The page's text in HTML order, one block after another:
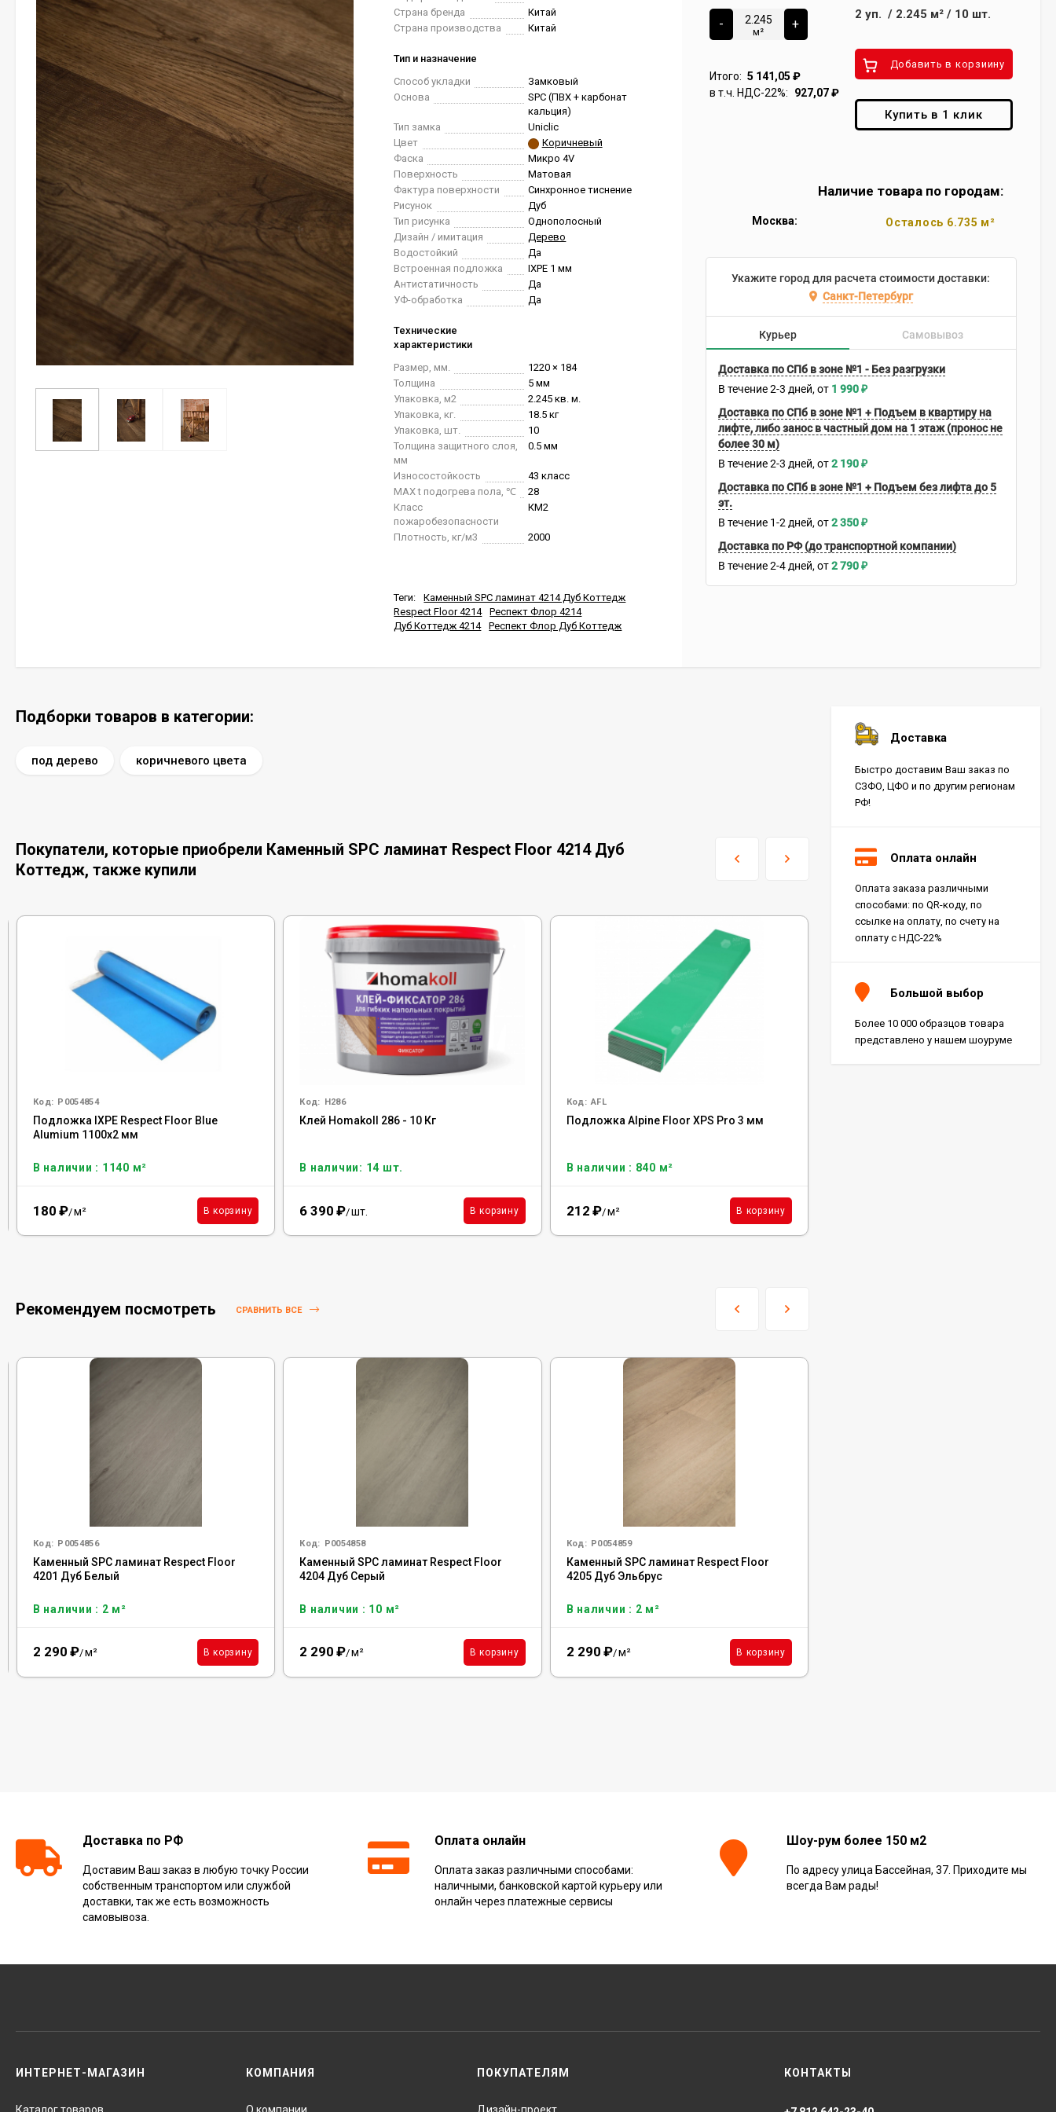
Страна бренда
Китай
Страна производства
Китай
Тип и назначение
Способ укладки
Замковый
Основа
SPC (ПВХ + карбонат
кальция)
Тип замка
Uniclic
Цвет
Коричневый
Фаска
Микро 4V
Поверхность
Матовая
Фактура поверхности
Синхронное тиснение
Рисунок
Дуб
Тип рисунка
Однополосный
Дизайн / имитация
Дерево
Водостойкий
Да
Встроенная подложка
IXPE 1 мм
Антистатичность
Да
УФ-обработка
Да
Технические
характеристики
Размер, мм.
1220 × 184
Толщина
5 мм
Упаковка, м2
2.245 кв. м.
Упаковка, кг.
18.5 кг
Упаковка, шт.
10
Толщина защитного слоя,
мм
0.5 мм
Износостойкость
43 класс
MAX t подогрева пола, ℃
28
Класс
пожаробезопасности
КМ2
Плотность, кг/м3 2000
Теги:
Каменный SPC ламинат 4214 Дуб Коттедж
Respect Floor 4214
Респект Флор 4214
Дуб Коттедж 4214
Респект Флор Дуб Коттедж
-
м²
+
Итого: 5 141,05 ₽
в т.ч. НДС-22%:
927,07₽
2 уп. / 2.245 м²/ 10 шт.
Добавить в корзиину
Купить в 1 клик
Наличие товара по городам:
Москва: Осталось 6.735 м²
Укажите город для расчета стоимости доставки:
Санкт-Петербург
Курьер Самовывоз
Доставка по СПб в зоне №1 - Без разгрузки
В течение 2-3 дней 1 990₽
Доставка по СПб в зоне №1 + Подъем в квартиру на
лифте, либо занос в частный дом на 1 этаж (пронос не
более 30 м)
В течение 2-3 дней 2 190₽
Доставка по СПб в зоне №1 + Подъем без лифта до 5
эт.
В течение 1-2 дней 2 350₽
Доставка по РФ (до транспортной компании)
В течение 2-4 дней 2 790₽
Подборки товаров в категории:
под дерево коричневого цвета
Покупатели, которые приобрели Каменный SPC ламинат Respect Floor 4214 Дуб
Коттедж, также купили
Код: Р0054854
Подложка IXPE Respect Floor Blue
Alumium 1100х2 мм
В наличии : 1140 м²
180 ₽/м² В корзину
Код: H286
Клей Homakoll 286 - 10 Кг
В наличии: 14 шт.
6 390 ₽/шт. В корзину
Код: AFL
Подложка Alpine Floor XPS Pro 3 мм
В наличии : 840 м²
212 ₽/м² В корзину
Рекомендуем посмотреть СРАВНИТЬ ВСЕ
Код: Р0054856
Каменный SPC ламинат Respect Floor
4201 Дуб Белый
В наличии : 2 м²
2 290 ₽/м² В корзину
Код: Р0054858
Каменный SPC ламинат Respect Floor
4204 Дуб Серый
В наличии : 10 м²
2 290 ₽/м² В корзину
Код: Р0054859
Каменный SPC ламинат Respect Floor
4205 Дуб Эльбрус
В наличии : 2 м²
2 290 ₽/м² В корзину
Доставка
Быстро доставим Ваш заказ по
СЗФО, ЦФО и по другим регионам
РФ!
Оплата онлайн
Оплата заказа различными
способами: по QR-коду, по
ссылке на оплату, по счету на
оплату с НДС-22%
Большой выбор
Более 10 000 образцов товара
представлено у нашем шоуруме
Доставка по РФ
Доставим Ваш заказ в любую точку России
собственным транспортом или службой
доставки, так же есть возможность
самовывоза.
Оплата онлайн
Оплата заказ различными способами:
наличными, банковской картой курьеру или
онлайн через платежные сервисы
Шоу-рум более 150 м2
По адресу улица Бассейная, 37. Приходите мы
всегда Вам рады!
ИНТЕРНЕТ-МАГАЗИН КОМПАНИЯ ПОКУПАТЕЛЯМ КОНТАКТЫ